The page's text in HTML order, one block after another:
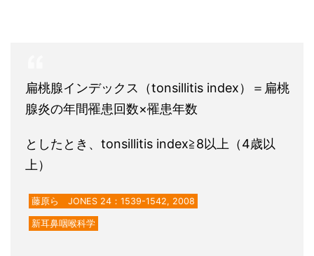
扁桃腺インデックス（tonsillitis index）＝扁桃
腺炎の年間罹患回数×罹患年数
としたとき、tonsillitis index≧8以上（4歳以
上）
藤原ら JONES 24：1539-1542, 2008
新耳鼻咽喉科学